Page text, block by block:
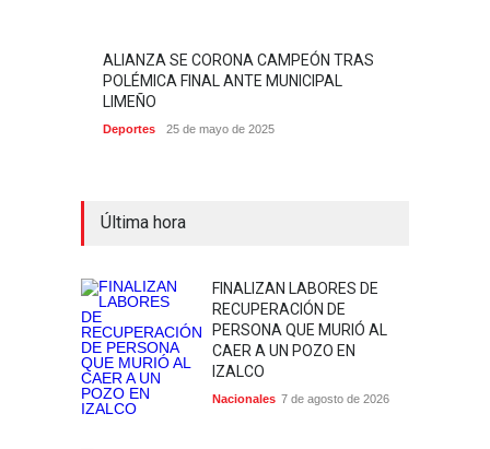
ALIANZA SE CORONA CAMPEÓN TRAS
POLÉMICA FINAL ANTE MUNICIPAL
LIMEÑO
Deportes 25 de mayo de 2025
Última hora
FINALIZAN LABORES DE
RECUPERACIÓN DE
PERSONA QUE MURIÓ AL
CAER A UN POZO EN
IZALCO
Nacionales 7 de agosto de 2026